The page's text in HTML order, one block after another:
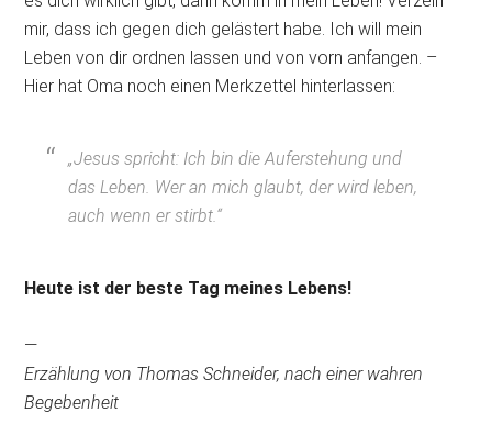
mir, dass ich gegen dich gelästert habe. Ich will mein
Leben von dir ordnen lassen und von vorn anfangen. –
Hier hat Oma noch einen Merkzettel hinterlassen:
„Jesus spricht: Ich bin die Auferstehung und
das Leben. Wer an mich glaubt, der wird leben,
auch wenn er stirbt.“
Heute ist der beste Tag meines Lebens!
—
Erzählung von Thomas Schneider, nach einer wahren
Begebenheit